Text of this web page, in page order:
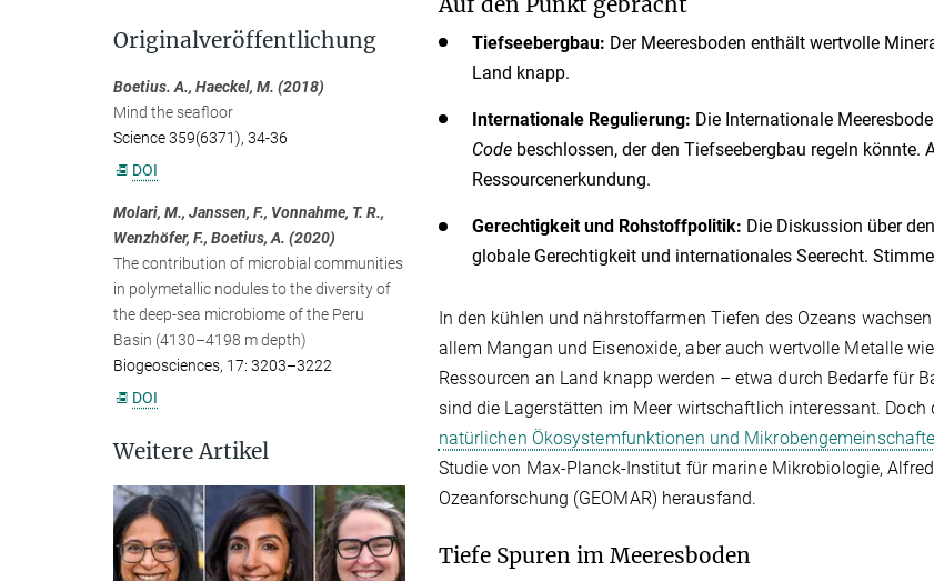
Tiefseebergbau: Der Meeresboden enthält wertvolle
Land knapp.
Internationale Regulierung: Die Internationale
Codebeschlossen, der den Tiefseebergbau regeln könnte.
Ressourcenerkundung.
Gerechtigkeit und Rohstoffpolitik: Die Diskussion über
globale Gerechtigkeit und internationales Seerecht.
In den kühlen und nährstoffarmen Tiefen des Ozeans
allem Mangan und Eisenoxide, aber auch wertvolle Metalle
Ressourcen an Land knapp werden – etwa durch Bedarfe für
sind die Lagerstätten im Meer wirtschaftlich interessant. Doch
natürlichen Ökosystemfunktionen und
Studie von Max-Planck-Institut für marine Mikrobiologie,
Ozeanforschung (GEOMAR) herausfand.
Tiefe Spuren im Meeresboden
Originalveröffentlichung
Boetius. A., Haeckel, M. (2018)
Mind the seafloor
Science 359(6371), 34-36
DOI
Molari, M., Janssen, F., Vonnahme, T. R.,
Wenzhöfer, F., Boetius, A. (2020)
The contribution of microbial communities
in polymetallic nodules to the diversity of
the deep-sea microbiome of the Peru
Basin (4130–4198 m depth)
Biogeosciences, 17: 3203–3222
DOI
Weitere Artikel